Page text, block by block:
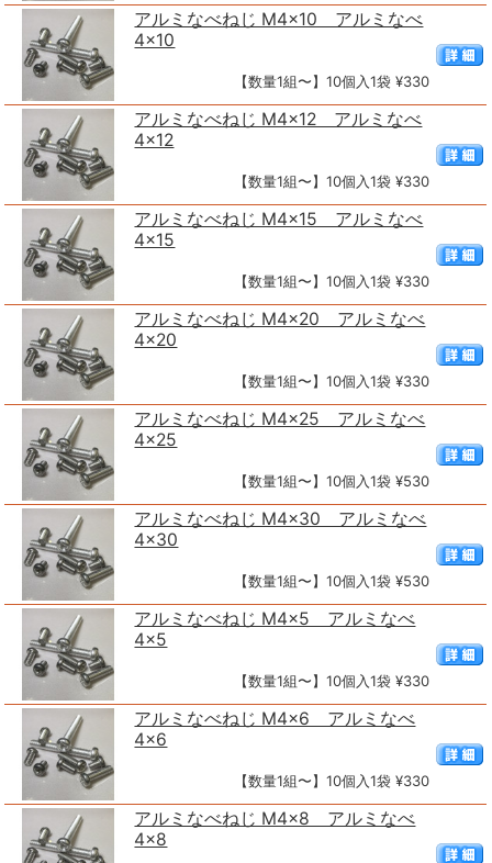
アルミなべねじ M4×10 アルミなべ
4×10
【数量1組〜】10個入1袋 ¥330
アルミなべねじ M4×12 アルミなべ
4×12
【数量1組〜】10個入1袋 ¥330
アルミなべねじ M4×15 アルミなべ
4×15
【数量1組〜】10個入1袋 ¥330
アルミなべねじ M4×20 アルミなべ
4×20
【数量1組〜】10個入1袋 ¥330
アルミなべねじ M4×25 アルミなべ
4×25
【数量1組〜】10個入1袋 ¥530
アルミなべねじ M4×30 アルミなべ
4×30
【数量1組〜】10個入1袋 ¥530
アルミなべねじ M4×5 アルミなべ
4×5
【数量1組〜】10個入1袋 ¥330
アルミなべねじ M4×6 アルミなべ
4×6
【数量1組〜】10個入1袋 ¥330
アルミなべねじ M4×8 アルミなべ
4×8